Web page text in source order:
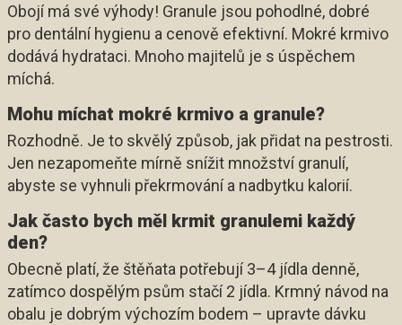
Obojí má své výhody! Granule jsou pohodlné, dobré
pro dentální hygienu a cenově efektivní. Mokré krmivo
dodává hydrataci. Mnoho majitelů je s úspěchem
míchá.
Mohu míchat mokré krmivo a granule?
Rozhodně. Je to skvělý způsob, jak přidat na pestrosti.
Jen nezapomeňte mírně snížit množství granulí,
abyste se vyhnuli překrmování a nadbytku kalorií.
Jak často bych měl krmit granulemi každý
den?
Obecně platí, že štěňata potřebují 3–4 jídla denně,
zatímco dospělým psům stačí 2 jídla. Krmný návod na
obalu je dobrým výchozím bodem – upravte dávku